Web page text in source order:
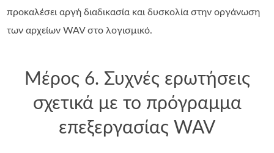
προκαλέσει αργή διαδικασία και δυσκολία στην οργάνωση
των αρχείων WAV στο λογισμικό.
Μέρος 6. Συχνές ερωτήσεις
σχετικά με το πρόγραμμα
επεξεργασίας WAV